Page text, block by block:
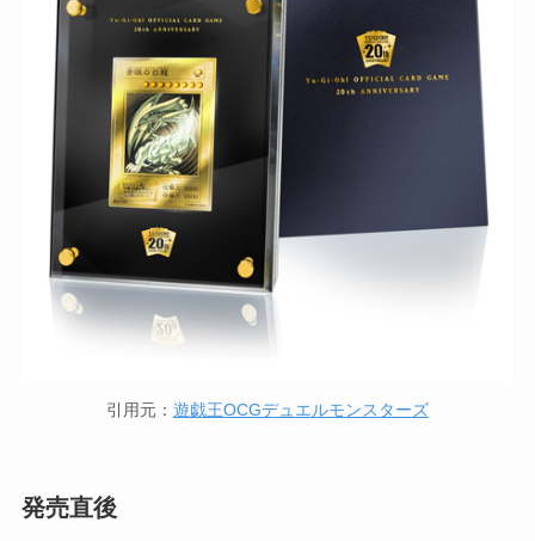
引用元： 遊戯王OCGデュエルモンスターズ
発売直後